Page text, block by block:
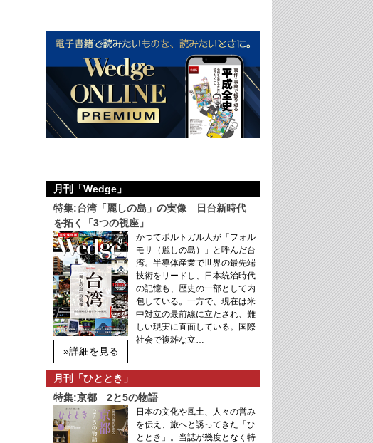
月刊「Wedge」
特集:台湾「麗しの島」の実像 日台新時代
を拓く「3つの視座」
»詳細を見る
かつてポルトガル人が「フォル
モサ（麗しの島）」と呼んだ台
湾。半導体産業で世界の最先端
技術をリードし、日本統治時代
の記憶も、歴史の一部として内
包している。一方で、現在は米
中対立の最前線に立たされ、難
しい現実に直面している。国際
社会で複雑な立…
月刊「ひととき」
特集:京都 2と5の物語
日本の文化や風土、人々の営み
を伝え、旅へと誘ってきた「ひ
ととき」。当誌が幾度となく特